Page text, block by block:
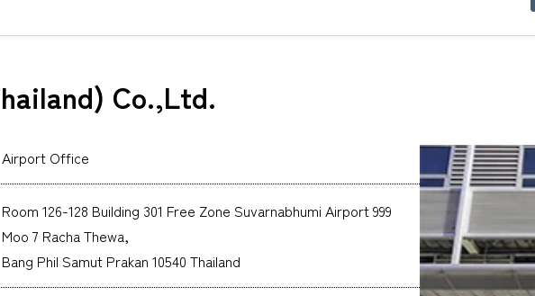
半導体関連・精密機器輸送
アフリカ物流
国際海上輸送
カーボンインセット
複合一貫輸送
MCS
Innovation
企業概要・沿革
ダイバーシティ
FAQ
Co.,Ltd.
Airport Office
Room 126-128 Building 301 Free Zone Suvarnabhumi Airport 999
Moo 7 Racha Thewa,
Bang Phil Samut Prakan 10540 Thailand